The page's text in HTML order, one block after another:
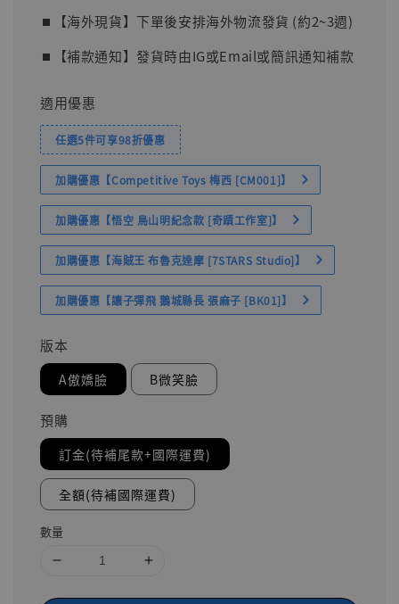
⏹︎【海外現貨】下單後安排海外物流發貨 (約2~3週)
⏹︎【補款通知】發貨時由IG或Email或簡訊通知補款
適用優惠
任選5件可享98折優惠
加購優惠【Competitive Toys 梅西 [CM001]】
加購優惠【悟空 鳥山明紀念款 [奇蹟工作室]】
加購優惠【海賊王 布魯克達摩 [7STARS Studio]】
加購優惠【讓子彈飛 鵝城縣長 張麻子 [BK01]】
版本
A傲嬌臉 B微笑臉
預購
訂金(待補尾款+國際運費)
全額(待補國際運費)
數量